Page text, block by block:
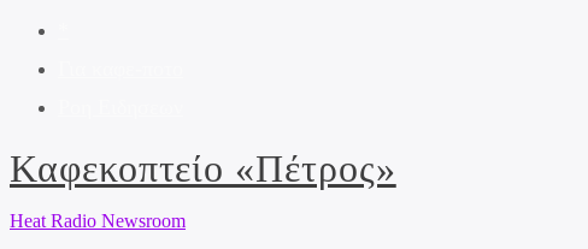
Καφεκοπτείο «Πέτρος»
Heat Radio Newsroom